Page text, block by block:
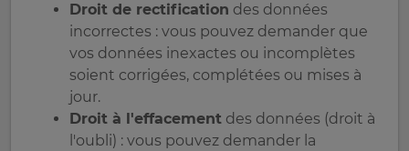
Droit de rectification des données
incorrectes : vous pouvez demander que
vos données inexactes ou incomplètes
soient corrigées, complétées ou mises à
jour.
Droit à l'effacement des données (droit à
l'oubli) : vous pouvez demander la